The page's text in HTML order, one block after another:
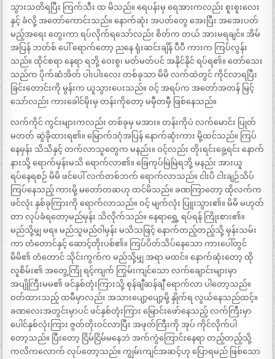
သွားသတိရပြီး ကြက်သီး ထ မိသည်။ ရေပန်းမှ ရေအားကလည်း စူးစူးလေး
နှင့် ခံလို့ အတော်ကောင်းသည်။ နောက်ဆုံး အပတ်တွေ အေးပြီး အအေးပတ်
မည့်အရေး တွေးကာ ရပ်လိုက်ရသော်လည်း စိတ်က တယ် အားမရချင်။ အိမ်
အပြန် ဘတ်စ် ပေါ် ရောက်တော့ ညနေ ရုံးဆင်းချိန် ပီပီ ကားက ကြပ်လွန်း
သည်။ ထိုင်စရာ နေရာ ရဘို့ ဝေးစွ၊ မတ်မတ်ပင် အနိုင်နိုင် ရပ်ရ၏။ တော်သေး
သည်က ပိုက်ဆံအိတ် ပါးပါးလေး တစ်ခုသာ မိမိ လက်ထဲတွင် ကိုင်လာရပြီး
ခြင်းတောင်းကို မွန်းက ယူသွားပေးသည်။ ဝင့် အရပ်က အတော်အတန် မြင့်
သော်လည်း ကားခေါင်မိုးမှ တန်းကိုတော့ မမှီတမှီ ဖြစ်နေသည်။
လက်ကိုင် ကွင်းများကလည်း တစ်ခုမှ မအား။ တန်းကိုပဲ လက်မောင်း ပြုတ်
မတတ် ဆွဲခိုထားရ၏။ မြောက်ဒဂုံအပြန် နောက်ဆုံးကား မို့ထင်သည်။ ကြပ်
နေမှန်း သိသိနှင့် တက်လာသူတွေက မနည်း။ ဝင့်လည်း တိုးရင်းခွေ့ရင်း နောက်
နားသို့ ရောက်မှန်းမသိ ရောက်လာ၏။ ခြေကုပ်မြဲမြဲရဘို့ မနည်း အားယူ
ရပ်နေရစဉ် မိမိ ဖင်ပေါ် လက်တစ်ဘက် ရောက်လာသည်။ ငါးပိ ငါးချဉ်သိပ်
ကြပ်နေသည့် ကားမို့ မတော်တဆဟု ထင်မိသည်။ ခဏကြာတော့ ထိုလက်က
ဖင်လုံး နှစ်ခုကြားကို ရောက်လာသည်။ ဝင့် မျက်လုံး ပြူးသွား၏။ မိမိ မဟုတ်
တာ လုပ်ခံရတော့မည်မှန်း သိလိုက်သည်။ နေရာရွှေ့ ရပ်ရန် ကြိုးစား၏။
မည်သို့မျှ မရ။ မည်သူမည်ဝါမှန်း မသိသဖြင့် နောက်တည့်တည့်သို့ မှန်းသမ်း
ကာ တံတောင်နှင့် ဆောင့်တိုးပစ်၏။ ကြပ်ပိတ်သိပ်နေသော ကားပေါ်တွင်
မိမိ၏ တံတောင် သိုင်းကွက်က မည်သို့မျှ အရာ မထင်။ နောက်ဆုံးတော့ ထို
လူစိမ်း၏ အတွေ့ကြုံ ရင့်ကျက် ကြွမ်းကျင်သော လက်ချောင်းများမှာ
အပျိုကြီးမမ၏ ဖင်နှစ်တုံးကြားသို့ စုန်ချီဆန်ချီ ရောက်လာ ပါတော့သည်။
ဝတ်ထားသည့် ထမီမှာလည်း အသားပျော့ပျော့မို့ နှိုက်ရ လွယ်နေသည်ထင့်။
ခဏလေးအတွင်းမှာပင် ဖင်နှစ်တုံးကြား မြောင်းဖော်နေသည့် လက်ကြီးမှာ
ပေါင်နှစ်လုံးကြား ဇွတ်တိုးဝင်လာပြီး အဖုတ်ကြီးကို အုပ် ကိုင်လိုက်ပါ
တော့သည်။ ပြီးတော့ ငြိမ်ငြိမ်မနေဘဲ အက်ကွဲကြောင်းနေရာ တည့်တည့်သို့
ကလိကလောက် လုပ်တော့သည်။ ကျွမ်းကျင်အဆင့်ဟု ပြောရမည် ဖြစ်သော